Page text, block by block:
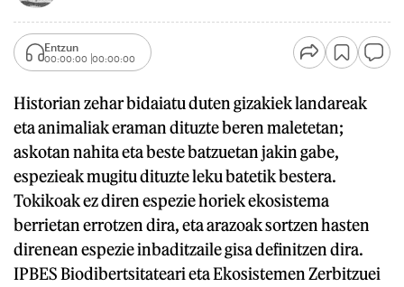
Entzun
00:00:00 00:00:00
Historian zehar bidaiatu duten gizakiek landareak
eta animaliak eraman dituzte beren maletetan;
askotan nahita eta beste batzuetan jakin gabe,
espezieak mugitu dituzte leku batetik bestera.
Tokikoak ez diren espezie horiek ekosistema
berrietan errotzen dira, eta arazoak sortzen hasten
direnean espezie inbaditzaile gisa definitzen dira.
IPBES Biodibertsitateari eta Ekosistemen Zerbitzuei